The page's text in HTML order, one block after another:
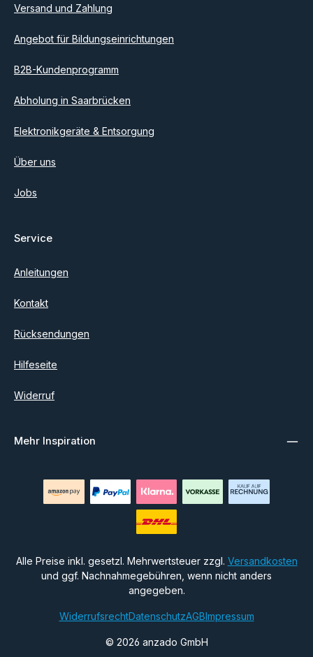
einverstanden.
Versand und Zahlung
Angebot für Bildungseinrichtungen
B2B-Kundenprogramm
Abholung in Saarbrücken
Elektronikgeräte & Entsorgung
Über uns
Jobs
Service
Anleitungen
Kontakt
Rücksendungen
Hilfeseite
Widerruf
Mehr Inspiration
Alle Preise inkl. gesetzl. Mehrwertsteuer zzgl. Versandkosten
und ggf. Nachnahmegebühren, wenn nicht anders
angegeben.
© 2026 anzado GmbH
WiderrufsrechtDatenschutzAGBImpressum